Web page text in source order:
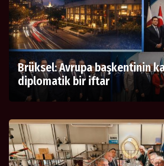
Brüksel: Avrupa başkentinin
diplomatik bir iftar